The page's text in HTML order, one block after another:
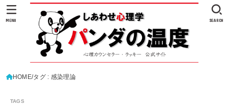
SEARCH
MENU
HOME タグ : 感染理論